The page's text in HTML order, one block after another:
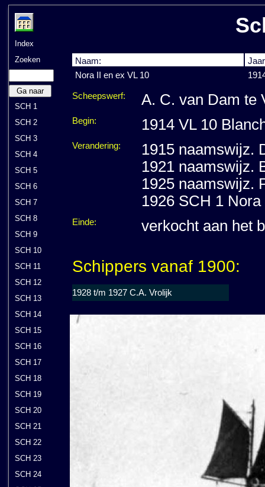
Index
Zoeken
Ga naar
SCH 1
SCH 2
SCH 3
SCH 4
SCH 5
SCH 6
SCH 7
SCH 8
SCH 9
SCH 10
SCH 11
SCH 12
SCH 13
SCH 14
SCH 15
SCH 16
SCH 17
SCH 18
SCH 19
SCH 20
SCH 21
SCH 22
SCH 23
SCH 24
Naam:
Nora II en ex VL 10
Scheepswerf: A. C. van Dam te
Begin: 1914 VL 10
Verandering:
1915 naamswijz.
1921 naamswijz.
1925 naamswijz.
1926 SCH 1
Einde: verkocht aan het
Schippers vanaf 1900:
1928 t/m 1927 C.A. Vrolijk